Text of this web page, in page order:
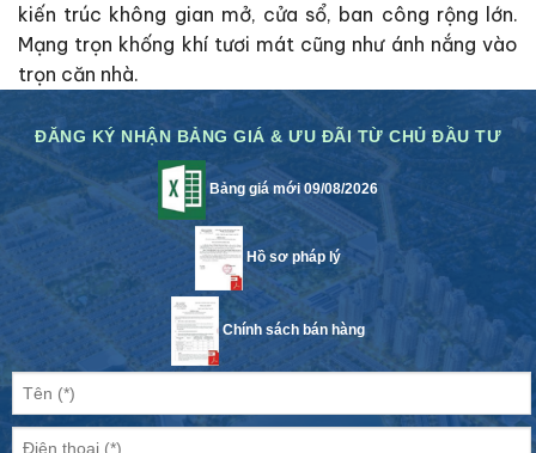
kiến trúc không gian mở, cửa sổ, ban công rộng lớn.
Mạng trọn khống khí tươi mát cũng như ánh nắng vào
trọn căn nhà.
ĐĂNG KÝ NHẬN BẢNG GIÁ & ƯU ĐÃI TỪ CHỦ ĐẦU TƯ
Bảng giá mới 09/08/2026
Hồ sơ pháp lý
Chính sách bán hàng